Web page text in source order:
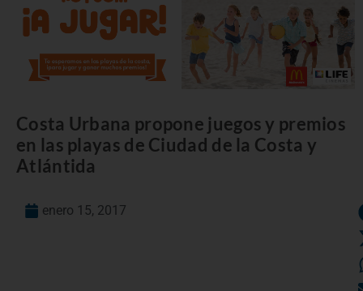
Costa Urbana propone juegos y premios
en las playas de Ciudad de la Costa y
Atlántida
enero 15, 2017